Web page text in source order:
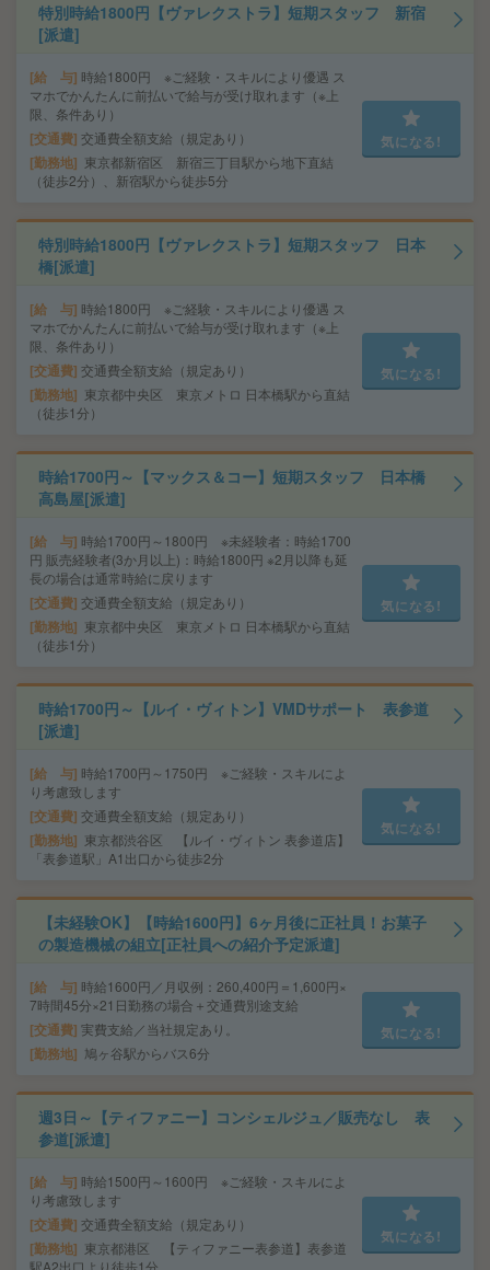
特別時給1800円【ヴァレクストラ】短期スタッフ 新宿
[派遣]
給 与 時給1800円 ※ご経験・スキルにより優遇 ス
マホでかんたんに前払いで給与が受け取れます（※上
限、条件あり）
交通費 交通費全額支給（規定あり）
勤務地
東京都新宿区 新宿三丁目駅から地下直結
（徒歩2分）、新宿駅から徒歩5分
気になる!
特別時給1800円【ヴァレクストラ】短期スタッフ 日本
橋[派遣]
給 与 時給1800円 ※ご経験・スキルにより優遇 ス
マホでかんたんに前払いで給与が受け取れます（※上
限、条件あり）
交通費 交通費全額支給（規定あり）
勤務地
東京都中央区 東京メトロ 日本橋駅から直結
（徒歩1分）
気になる!
時給1700円～【マックス＆コー】短期スタッフ 日本橋
高島屋[派遣]
給 与 時給1700円～1800円 ※未経験者：時給1700
円 販売経験者(3か月以上)：時給1800円 ※2月以降も延
長の場合は通常時給に戻ります
交通費 交通費全額支給（規定あり）
勤務地
東京都中央区 東京メトロ 日本橋駅から直結
（徒歩1分）
気になる!
時給1700円～【ルイ・ヴィトン】VMDサポート 表参道
[派遣]
給 与 時給1700円～1750円 ※ご経験・スキルによ
り考慮致します
交通費 交通費全額支給（規定あり）
勤務地
東京都渋谷区 【ルイ・ヴィトン 表参道店】
「表参道駅」A1出口から徒歩2分
気になる!
【未経験OK】【時給1600円】6ヶ月後に正社員！お菓子
の製造機械の組立[正社員への紹介予定派遣]
給 与 時給1600円／月収例：260,400円＝1,600円×
7時間45分×21日勤務の場合＋交通費別途支給
交通費 実費支給／当社規定あり。
勤務地 鳩ヶ谷駅からバス6分
気になる!
週3日～【ティファニー】コンシェルジュ／販売なし 表
参道[派遣]
給 与 時給1500円～1600円 ※ご経験・スキルによ
り考慮致します
交通費 交通費全額支給（規定あり）
勤務地
東京都港区 【ティファニー表参道】表参道
駅A2出口より徒歩1分
気になる!